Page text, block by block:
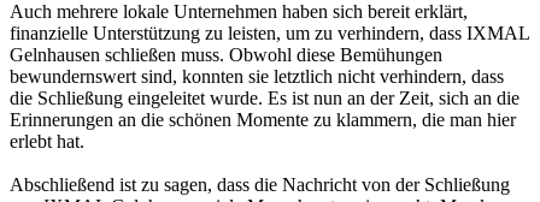
Auch mehrere lokale Unternehmen haben sich bereit erklärt,
finanzielle Unterstützung zu leisten, um zu verhindern, dass IXMAL
Gelnhausen schließen muss. Obwohl diese Bemühungen
bewundernswert sind, konnten sie letztlich nicht verhindern, dass
die Schließung eingeleitet wurde. Es ist nun an der Zeit, sich an die
Erinnerungen an die schönen Momente zu klammern, die man hier
erlebt hat.
Abschließend ist zu sagen, dass die Nachricht von der Schließung